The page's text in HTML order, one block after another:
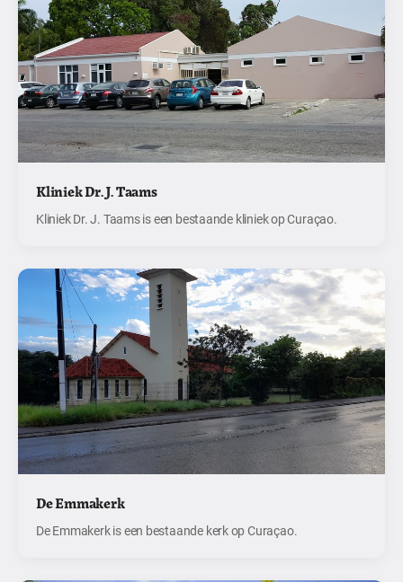
Kliniek Dr. J. Taams
Kliniek Dr. J. Taams is een bestaande kliniek op Curaçao.
De Emmakerk
De Emmakerk is een bestaande kerk op Curaçao.